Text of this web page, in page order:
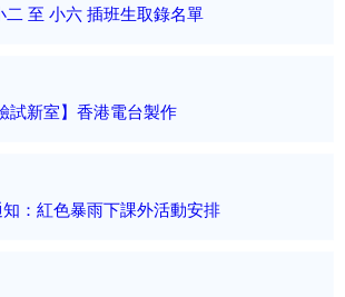
二 至 小六 插班生取錄名單
試新室】香港電台製作
：紅色暴雨下課外活動安排